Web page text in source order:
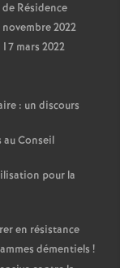
Résidence
2022
mars 2022
: un discours
au Conseil
pour la
en résistance
démentiels !